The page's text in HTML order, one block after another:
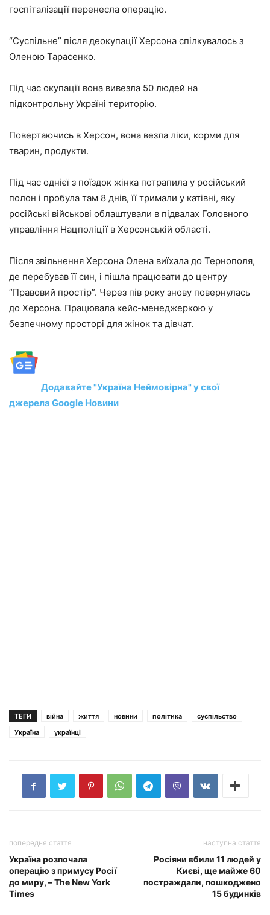
госпіталізації перенесла операцію.
“Суспільне” після деокупації Херсона спілкувалось з
Оленою Тарасенко.
Під час окупації вона вивезла 50 людей на
підконтрольну Україні територію.
Повертаючись в Херсон, вона везла ліки, корми для
тварин, продукти.
Під час однієї з поїздок жінка потрапила у російський
полон і пробула там 8 днів, її тримали у катівні, яку
російські військові облаштували в підвалах Головного
управління Нацполіції в Херсонській області.
Після звільнення Херсона Олена виїхала до Тернополя,
де перебував її син, і пішла працювати до центру
“Правовий простір”. Через пів року знову повернулась
до Херсона. Працювала кейс-менеджеркою у
безпечному просторі для жінок та дівчат.
Додавайте "Україна Неймовірна" у свої
джерела Google Новини
ТЕГИ війна життя новини політика
суспільство
Україна
українці
попередня стаття
Україна розпочала
операцію з примусу Росії
до миру, – The New York
Times
наступна стаття
Росіяни вбили 11 людей у
Києві, ще майже 60
постраждали, пошкоджено
15 будинків